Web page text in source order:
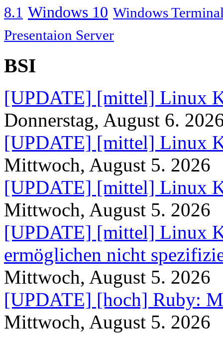
8.1 Windows 10 Windows
Presentaion Server
BSI
[UPDATE] [mittel] Linux
Donnerstag, August 6.
[UPDATE] [mittel] Linux
Mittwoch, August 5. 2026
[UPDATE] [mittel] Linux
Mittwoch, August 5. 2026
[UPDATE] [mittel] Linux
ermöglichen nicht
Mittwoch, August 5. 2026
[UPDATE] [hoch] Ruby:
Mittwoch, August 5. 2026